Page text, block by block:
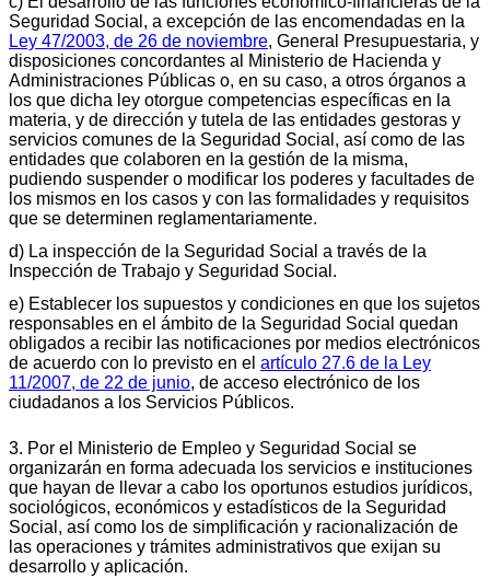
Seguridad Social, a excepción de las encomendadas en la
Ley 47/2003, de 26 de noviembre, General Presupuestaria, y
disposiciones concordantes al Ministerio de Hacienda y
Administraciones Públicas o, en su caso, a otros órganos a
los que dicha ley otorgue competencias específicas en la
materia, y de dirección y tutela de las entidades gestoras y
servicios comunes de la Seguridad Social, así como de las
entidades que colaboren en la gestión de la misma,
pudiendo suspender o modificar los poderes y facultades de
los mismos en los casos y con las formalidades y requisitos
que se determinen reglamentariamente.
d) La inspección de la Seguridad Social a través de la
Inspección de Trabajo y Seguridad Social.
e) Establecer los supuestos y condiciones en que los sujetos
responsables en el ámbito de la Seguridad Social quedan
obligados a recibir las notificaciones por medios electrónicos
de acuerdo con lo previsto en el artículo 27.6 de la Ley
11/2007, de 22 de junio, de acceso electrónico de los
ciudadanos a los Servicios Públicos.
3. Por el Ministerio de Empleo y Seguridad Social se
organizarán en forma adecuada los servicios e instituciones
que hayan de llevar a cabo los oportunos estudios jurídicos,
sociológicos, económicos y estadísticos de la Seguridad
Social, así como los de simplificación y racionalización de
las operaciones y trámites administrativos que exijan su
desarrollo y aplicación.